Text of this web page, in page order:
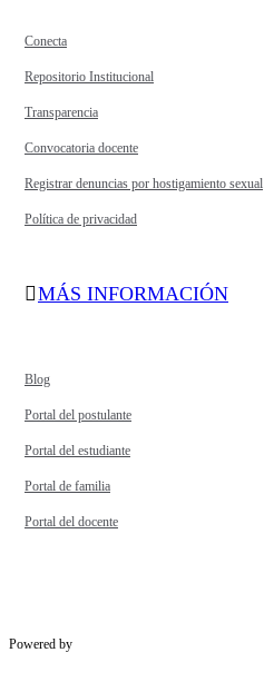
Conecta
Repositorio Institucional
Transparencia
Convocatoria docente
Registrar denuncias por hostigamiento sexual
Política de privacidad
MÁS INFORMACIÓN
Blog
Portal del postulante
Portal del estudiante
Portal de familia
Portal del docente
Powered by